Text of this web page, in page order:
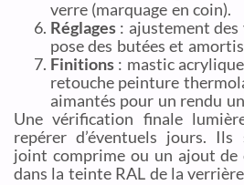
verre (marquage en coin).
Réglages : ajustement
pose des butées et
Finitions : mastic
retouche peinture
aimantés pour un rendu
Une vérification finale
repérer d’éventuels jours.
joint comprime ou un ajout
dans la teinte RAL de la